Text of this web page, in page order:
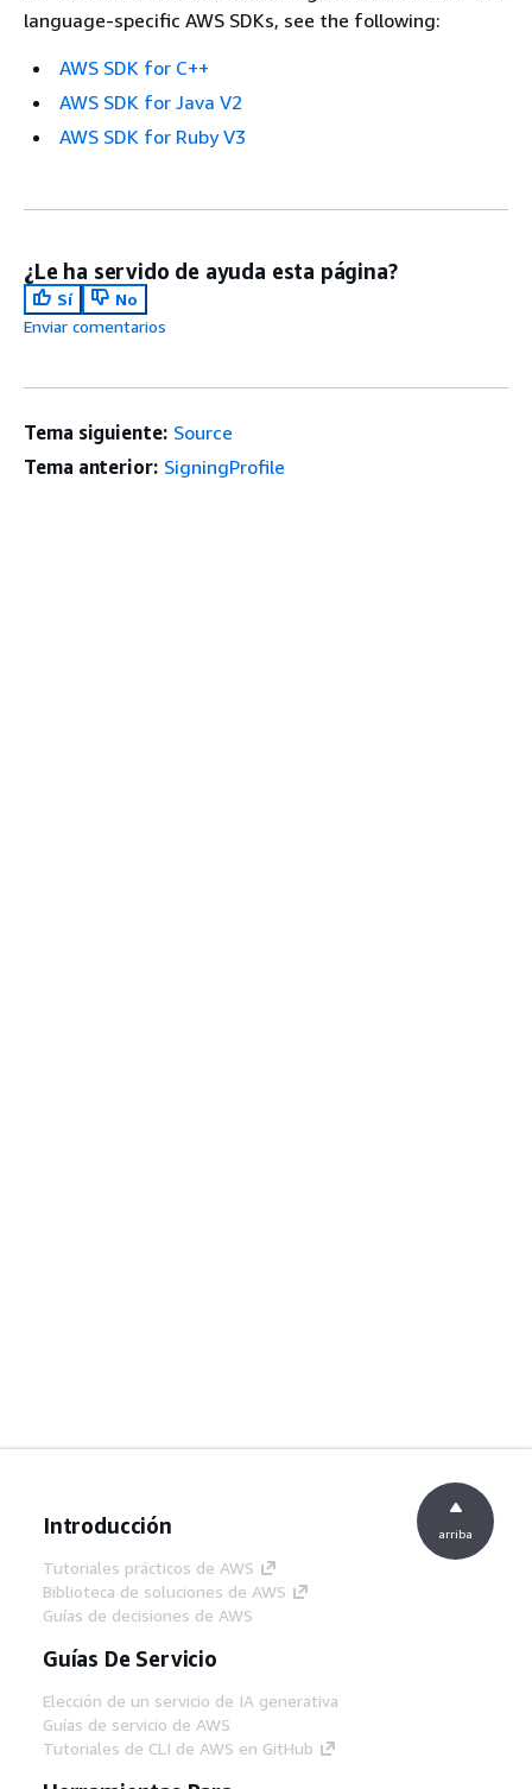
language-specific AWS SDKs, see the following:
AWS SDK for C++
AWS SDK for Java V2
AWS SDK for Ruby V3
¿Le ha servido de ayuda esta página?
Sí
No
Enviar comentarios
Tema siguiente: Source
Tema anterior: SigningProfile
Introducción
Tutoriales prácticos de AWS
Biblioteca de soluciones de AWS
Guías de decisiones de AWS
Guías De Servicio
Elección de un servicio de IA generativa
Guías de servicio de AWS
Tutoriales de CLI de AWS en GitHub
arriba